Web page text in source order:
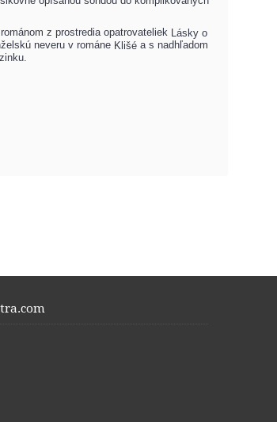
z prostredia opatrovateliek Lásky o
neveru v románe Klišé a s nadhľadom